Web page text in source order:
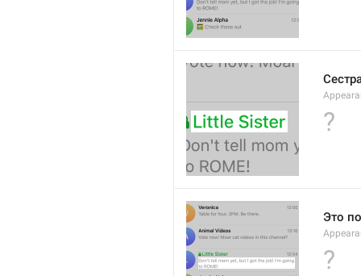
?
Это
?